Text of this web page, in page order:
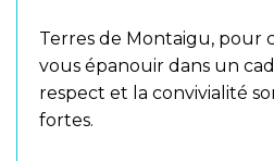
Terres de Montaigu, pour
vous épanouir dans un
respect et la convivialité
fortes.